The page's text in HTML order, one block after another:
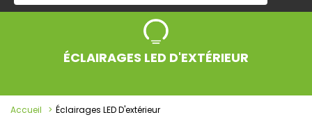
ÉCLAIRAGES LED D'EXTÉRIEUR
Accueil Éclairages LED D'extérieur